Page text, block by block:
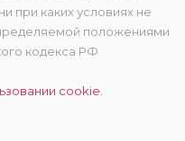
при каких условиях не
положениями
кодекса РФ
cookie.